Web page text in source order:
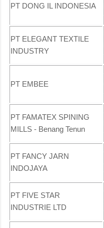
PT DONG IL INDONESIA
PT ELEGANT TEXTILE
INDUSTRY
PT EMBEE
PT FAMATEX SPINING
MILLS - Benang Tenun
PT FANCY JARN
INDOJAYA
PT FIVE STAR
INDUSTRIE LTD